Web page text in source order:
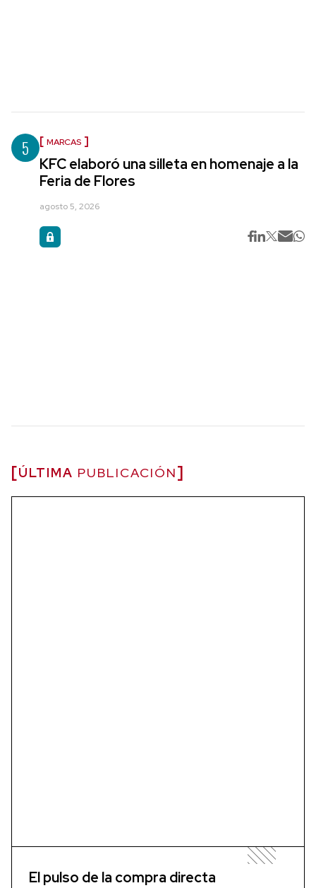
5 MARCAS
KFC elaboró una silleta en homenaje a la
Feria de Flores
agosto 5, 2026
ÚLTIMA PUBLICACIÓN
El pulso de la compra directa